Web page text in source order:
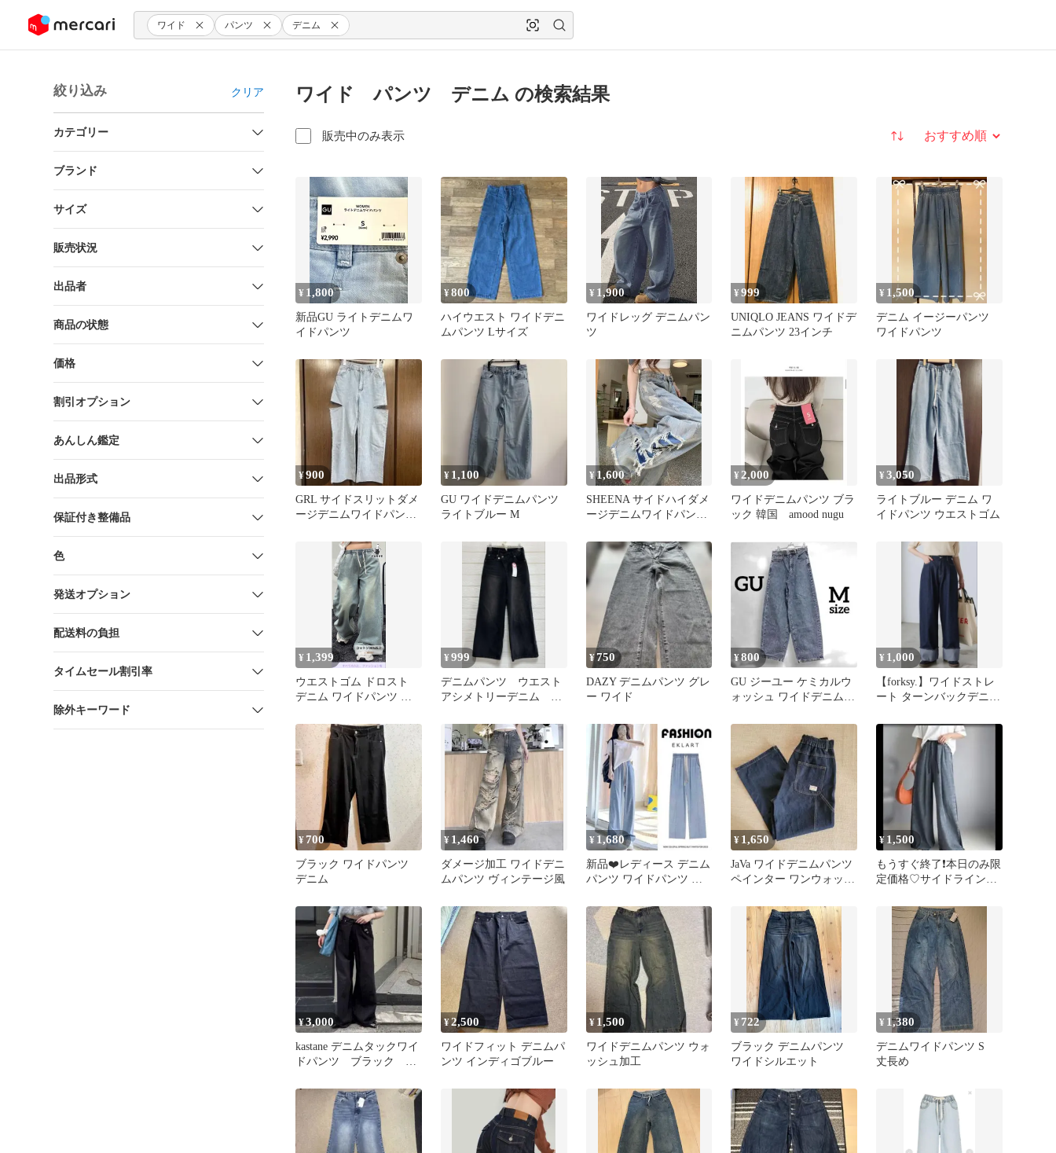
ツにスキップ ワイド パンツ デニム
絞り込み クリア
カテゴリー
ブランド
サイズ
販売状況
出品者
商品の状態
価格
割引オプション
あんしん鑑定
出品形式
保証付き整備品
色
発送オプション
配送料の負担
タイムセール割引率
除外キーワード
ワイド パンツ デニム の検索結果
販売中のみ表示 並び替え
¥ 1,800
新品GU ライトデニムワ
イドパンツ
¥800
ハイウエスト ワイドデニ
ムパンツ Lサイズ
¥ 1,900
ワイドレッグ デニムパン
ツ
¥999
UNIQLO JEANS ワイドデ
ニムパンツ 23インチ
¥ 1,500
デニム イージーパンツ
ワイドパンツ
¥900
GRL サイドスリットダメ
ージデニムワイドパンツ
¥ 1,100
GU ワイドデニムパンツ
ライトブルー M
¥1,600
SHEENA サイドハイダメ
ージデニムワイドパンツ
¥ 2,000
ワイドデニムパンツ ブラ
ック 韓国 amood nugu
¥3,050
ライトブルー デニム ワ
イドパンツ ウエストゴム
¥ 1,399
ウエストゴム ドロスト
デニム ワイドパンツ ラ
¥999
デニムパンツ ウエスト
アシメトリーデニム ワ
き
¥750
DAZY デニムパンツ グレ
ー ワイド
¥800
GU ジーユー ケミカルウ
ォッシュ ワイドデニムパ
¥ 1,000
【forksy.】ワイドストレ
ート ターンバックデニム
¥ 700
ブラック ワイドパンツ
デニム
¥ 1,460
ダメージ加工 ワイドデニ
ムパンツ ヴィンテージ風
¥ 1,680
新品❤️レディース デニム
パンツ ワイドパンツ ウ
ー M
¥ 1,650
JaVa ワイドデニムパンツ
ペインター ワンウォッシ
¥ 1,500
もうすぐ終了❗️本日のみ限
定価格♡サイドラインワ
ニムパンツ
¥3,000
kastane デニムタックワイ
ドパンツ ブラック サ
¥2,500
ワイドフィット デニムパ
ンツ インディゴブルー
¥ 1,500
ワイドデニムパンツ ウォ
ッシュ加工
¥ 722
ブラック デニムパンツ
ワイドシルエット
¥ 1,380
デニムワイドパンツ S
丈長め